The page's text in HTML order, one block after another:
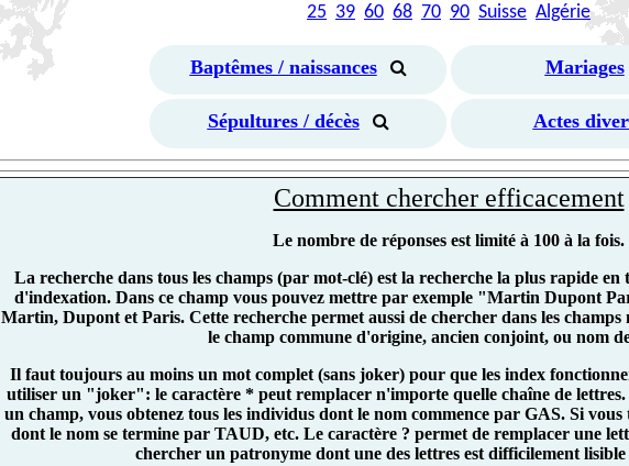
25 39 60 68 70 90 Suisse Algérie
Baptêmes / naissances Mariages
Sépultures / décès Actes
Comment chercher efficacement
Le nombre de réponses est limité à 100 à la fois.
La recherche dans tous les champs (par mot-clé) est la recherche la plus rapide en
d'indexation. Dans ce champ vous pouvez mettre par exemple "Martin Dupont
Martin, Dupont et Paris. Cette recherche permet aussi de chercher dans les
le champ commune d'origine, ancien conjoint, ou nom
Il faut toujours au moins un mot complet (sans joker) pour que les index
utiliser un "joker": le caractère * peut remplacer n'importe quelle chaîne de
un champ, vous obtenez tous les individus dont le nom commence par GAS. Si
dont le nom se termine par TAUD, etc. Le caractère ? permet de remplacer une
chercher un patronyme dont une des lettres est difficilement